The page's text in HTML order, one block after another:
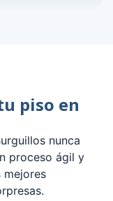
piso en
nunca
proceso ágil y
mejores